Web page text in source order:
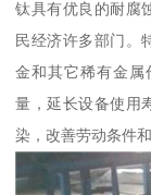
钛具有优良的耐腐
民经济许多部门。
金和其它稀有金
量，延长设备使用
染，改善劳动条件